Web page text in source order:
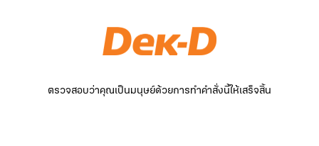
ตรวจสอบว่าคุณเป็นมนุษย์ด้วยการทำคำสั่งนี้ให้เสร็จสิ้น